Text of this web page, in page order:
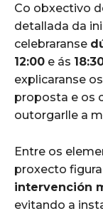
Co obxectivo
detallada da
celebraranse
12:00 e ás
explicaranse
proposta e os
outorgarlle a
Entre os
proxecto
intervención
evitando a